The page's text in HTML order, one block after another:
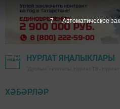
НУРЛАТ ЯҢАЛЫКЛАРЫ
ХӘБӘРЛӘР
6 Автоматическое